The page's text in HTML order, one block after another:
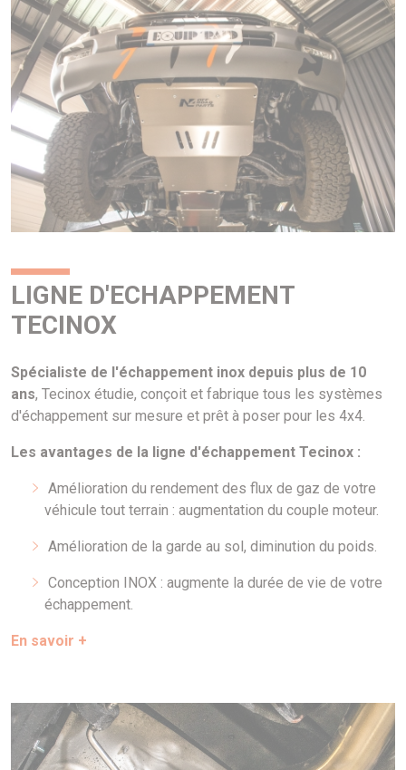
LIGNE D'ECHAPPEMENT
TECINOX
Spécialiste de l'échappement inox depuis plus de 10
ans, Tecinox étudie, conçoit et fabrique tous les systèmes
d'échappement sur mesure et prêt à poser pour les 4x4.
Les avantages de la ligne d'échappement Tecinox :
Amélioration du rendement des flux de gaz de votre
véhicule tout terrain : augmentation du couple moteur.
Amélioration de la garde au sol, diminution du poids.
Conception INOX : augmente la durée de vie de votre
échappement.
En savoir +